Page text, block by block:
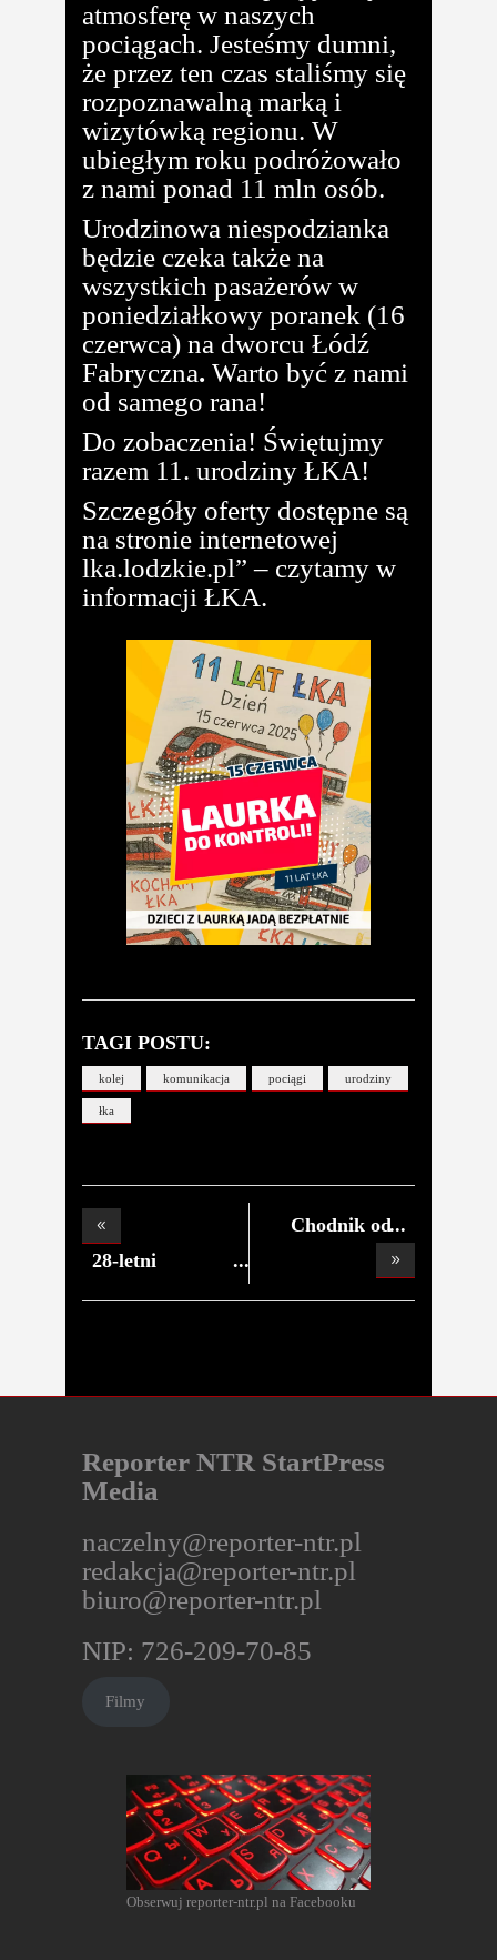
atmosferę w naszych
pociągach. Jesteśmy dumni,
że przez ten czas staliśmy się
rozpoznawalną marką i
wizytówką regionu. W
ubiegłym roku podróżowało
z nami ponad 11 mln osób.
Urodzinowa niespodzianka
będzie czeka także na
wszystkich pasażerów w
poniedziałkowy poranek (16
czerwca) na dworcu Łódź
Fabryczna. Warto być z nami
od samego rana!
Do zobaczenia! Świętujmy
razem 11. urodziny ŁKA!
Szczegóły oferty dostępne są
na stronie internetowej
lka.lodzkie.pl” – czytamy w
informacji ŁKA.
TAGI POSTU:
kolej komunikacja pociągi urodziny
łka
28-letni
kierowca bm
Chodnik od
Reporter NTR StartPress
Media
naczelny@reporter-ntr.pl
redakcja@reporter-ntr.pl
biuro@reporter-ntr.pl
NIP: 726-209-70-85
Filmy
Obserwuj reporter-ntr.pl na Facebooku